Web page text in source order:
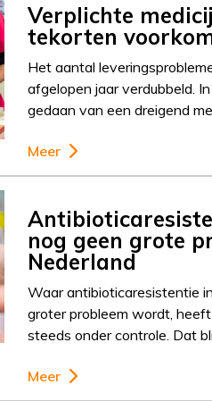
Verplichte
tekorten
Het aantal
afgelopen jaar verdubbeld.
gedaan van een dreigend
Meer
nog geen grote
Nederland
Waar antibioticaresistentie
groter probleem wordt,
steeds onder controle. Dat
Meer